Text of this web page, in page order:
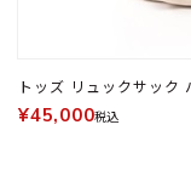
トッズ リュックサ
¥45,000税込